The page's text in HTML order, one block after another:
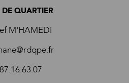
DE QUARTIER
M'HAMEDI